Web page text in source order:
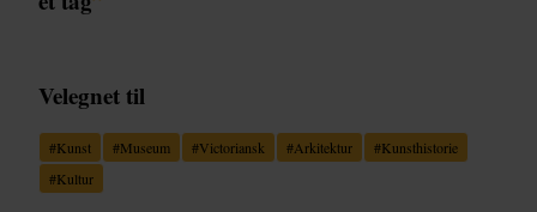
Velegnet til
#Kunst #Museum #Victoriansk #Arkitektur #Kunsthistorie
#Kultur